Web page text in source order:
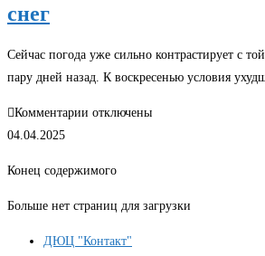
снег
Сейчас погода уже сильно контрастирует с
пару дней назад. К воскресенью условия
Комментарии к
Новгород
сильный
отключены
04.04.2025
Конец содержимого
Больше нет страниц для загрузки
ДЮЦ "Контакт"